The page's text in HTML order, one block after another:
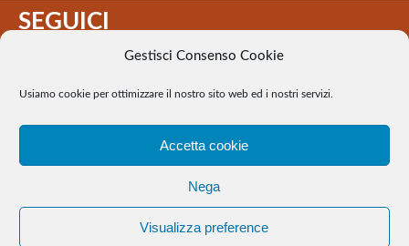
Gestisci Consenso Cookie
Usiamo cookie per ottimizzare il nostro sito web ed i nostri servizi.
Accetta cookie
Nega
Visualizza preference
SEGUICI
pubblico dominio. Se il loro uso costituisce una violazione dei